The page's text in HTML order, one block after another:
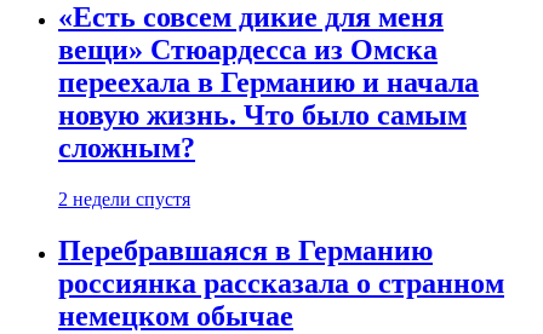
«Есть совсем дикие для меня
вещи» Стюардесса из Омска
переехала в Германию и начала
новую жизнь. Что было самым
сложным?
2 недели спустя
Перебравшаяся в Германию
россиянка рассказала о странном
немецком обычае